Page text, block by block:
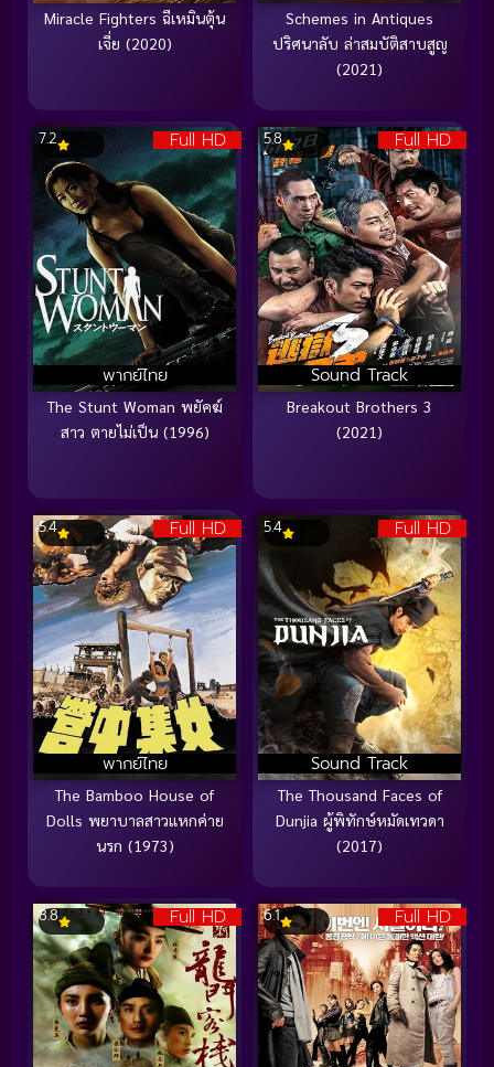
Miracle Fighters ฉีเหมินตุ้น
เจี่ย (2020)
Schemes in Antiques
ปริศนาลับ ล่าสมบัติสาบสูญ
(2021)
Full HD
พากย์ไทย
7.2
The Stunt Woman พยัคฆ์
สาว ตายไม่เป็น (1996)
Full HD
Sound Track
5.8
Breakout Brothers 3
(2021)
Full HD
พากย์ไทย
5.4
The Bamboo House of
Dolls พยาบาลสาวแหกค่าย
นรก (1973)
Full HD
Sound Track
5.4
The Thousand Faces of
Dunjia ผู้พิทักษ์หมัดเทวดา
(2017)
Full HD
8.8 Full HD
6.1